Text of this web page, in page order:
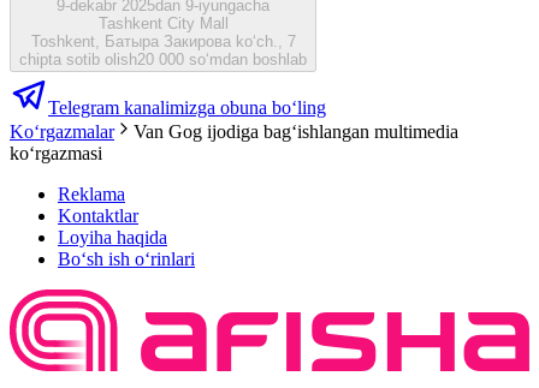
9-dekabr 2025dan 9-iyungacha
Tashkent City Mall
Toshkent, Батыра Закирова ko‘ch., 7
chipta sotib olish20 000 so‘mdan boshlab
Telegram kanalimizga obuna bo‘ling
Ko‘rgazmalar
Van Gog ijodiga bagʻishlangan multimedia
koʻrgazmasi
Reklama
Kontaktlar
Loyiha haqida
Bo‘sh ish o‘rinlari